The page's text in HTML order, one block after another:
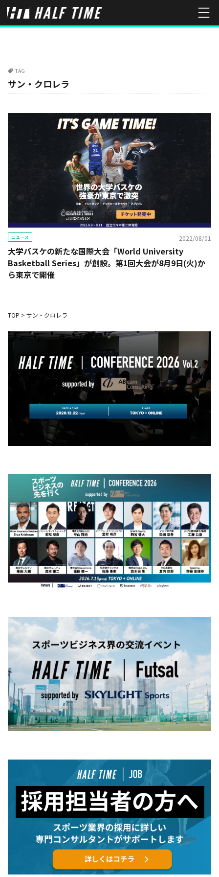
TAG
サン・クロレラ
ニュース 2022/08/01
大学バスケの新たな国際大会「World University
Basketball Series」が創設。第1回大会が8月9日(火)か
ら東京で開催
TOP > サン・クロレラ